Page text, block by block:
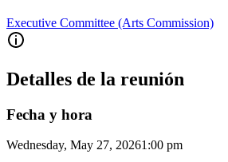
Executive Committee (Arts Commission)
Detalles de la reunión
Fecha y hora
Wednesday, May 27, 20261:00 pm